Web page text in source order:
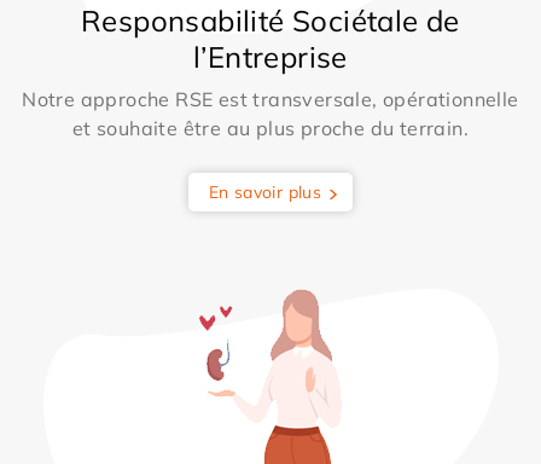
Responsabilité Sociétale de
l’Entreprise
Notre approche RSE est transversale, opérationnelle
et souhaite être au plus proche du terrain.
En savoir plus